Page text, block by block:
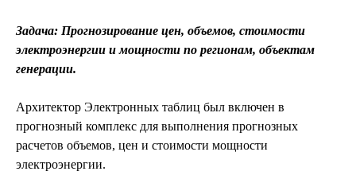
Задача: Прогнозирование цен, объемов, стоимости
электроэнергии и мощности по регионам, объектам
генерации.
Архитектор Электронных таблиц был включен в
прогнозный комплекс для выполнения прогнозных
расчетов объемов, цен и стоимости мощности
электроэнергии.